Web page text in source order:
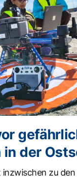
der
inzwischen zu den